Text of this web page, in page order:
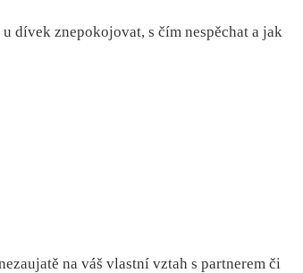
dívek znepokojovat, s čím nespěchat a jak
na váš vlastní vztah s partnerem či